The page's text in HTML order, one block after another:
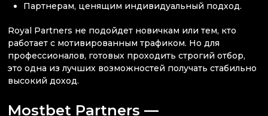
Партнерам, ценящим индивидуальный подход.
Royal Partners не подойдет новичкам или тем, кто
работает с мотивированным трафиком. Но для
профессионалов, готовых проходить строгий отбор,
это одна из лучших возможностей получать стабильно
высокий доход.
Mostbet Partners —